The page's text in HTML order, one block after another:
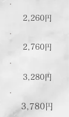
2,260円
2,760円
3,280円
3,780円